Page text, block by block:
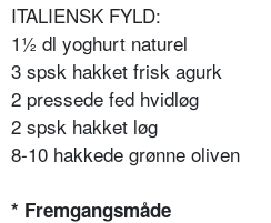
ITALIENSK FYLD:
1½ dl yoghurt naturel
3 spsk hakket frisk agurk
2 pressede fed hvidløg
2 spsk hakket løg
8-10 hakkede grønne oliven
* Fremgangsmåde